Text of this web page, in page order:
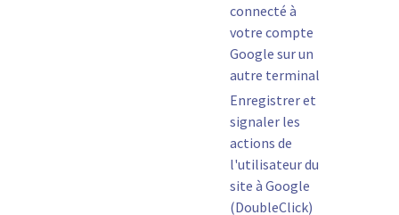
connecté à
votre compte
Google sur un
autre terminal
Enregistrer et
signaler les
actions de
l'utilisateur du
site à Google
(DoubleClick)